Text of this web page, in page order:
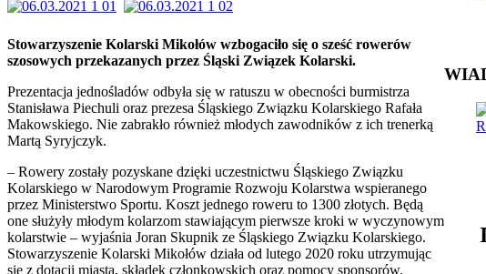
Stowarzyszenie Kolarski Mikołów wzbogaciło się o sześć rowerów
szosowych przekazanych przez Śląski Związek Kolarski.
Prezentacja jednośladów odbyła się w ratuszu w obecności burmistrza
Stanisława Piechuli oraz prezesa Śląskiego Związku Kolarskiego Rafała
Makowskiego. Nie zabrakło również młodych zawodników z ich trenerką
Martą Syryjczyk.
– Rowery zostały pozyskane dzięki uczestnictwu Śląskiego Związku
Kolarskiego w Narodowym Programie Rozwoju Kolarstwa wspieranego
przez Ministerstwo Sportu. Koszt jednego roweru to 1300 złotych. Będą
one służyły młodym kolarzom stawiającym pierwsze kroki w wyczynowym
kolarstwie – wyjaśnia Joran Skupnik ze Śląskiego Związku Kolarskiego.
Stowarzyszenie Kolarski Mikołów działa od lutego 2020 roku utrzymując
się z dotacji miasta, składek członkowskich oraz pomocy sponsorów.